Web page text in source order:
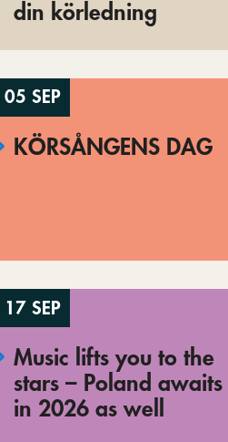
din körledning
05 SEP
KÖRSÅNGENS DAG
17 SEP
Music lifts you to the
stars – Poland awaits
in 2026 as well